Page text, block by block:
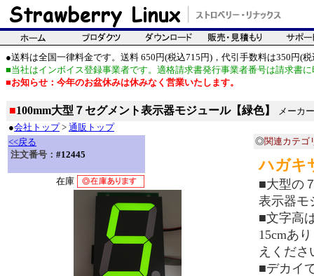
●送料は全国一律料金です。送料 650円(税込715円)，代引手数料は350円(税
■当社はインボイス登録事業者です。適格請求書発行事業者番号は請求書
■お知らせ：今年のお盆休みは休みなく営業いたします。
■100mm大型７セグメント表示器モジュール【緑色】
メーカ
●会社トップ> 通販トップ
<<戻る
注文番号： #12445
在庫
◎関連カテゴ
ハガキ
■大型の
表示器モ
■文字高
15cmあ
えくださ
■デカイ